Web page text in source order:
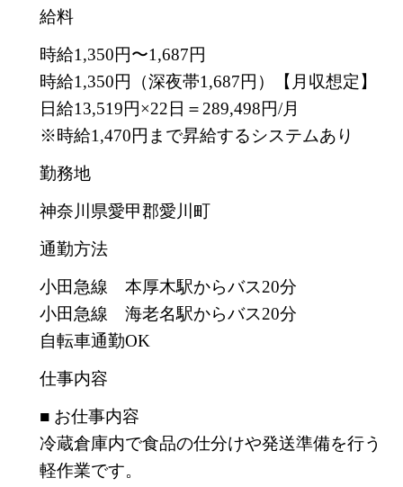
給料
時給1,350円〜1,687円
時給1,350円（深夜帯1,687円）【月収想定】
日給13,519円×22日＝289,498円/月
※時給1,470円まで昇給するシステムあり
勤務地
神奈川県愛甲郡愛川町
通勤方法
小田急線 本厚木駅からバス20分
小田急線 海老名駅からバス20分
自転車通勤OK
仕事内容
■ お仕事内容
冷蔵倉庫内で食品の仕分けや発送準備を行う
軽作業です。